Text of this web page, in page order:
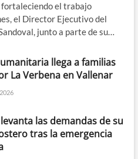
el trabajo
el Director Ejecutivo del
junto a parte de su…
llega a familias
La Verbena en Vallenar
las demandas de su
tras la emergencia